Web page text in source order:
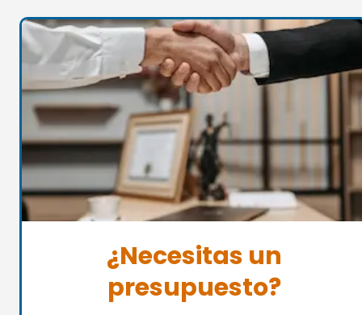
¿Necesitas un
presupuesto?